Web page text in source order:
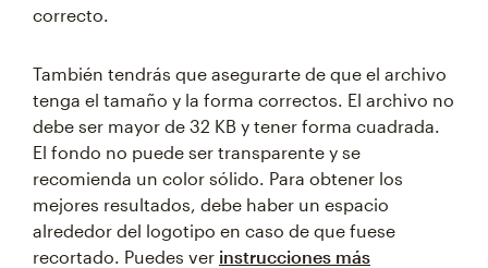
correcto.
También tendrás que asegurarte de que el archivo
tenga el tamaño y la forma correctos. El archivo no
debe ser mayor de 32 KB y tener forma cuadrada.
El fondo no puede ser transparente y se
recomienda un color sólido. Para obtener los
mejores resultados, debe haber un espacio
alrededor del logotipo en caso de que fuese
recortado. Puedes ver instrucciones más